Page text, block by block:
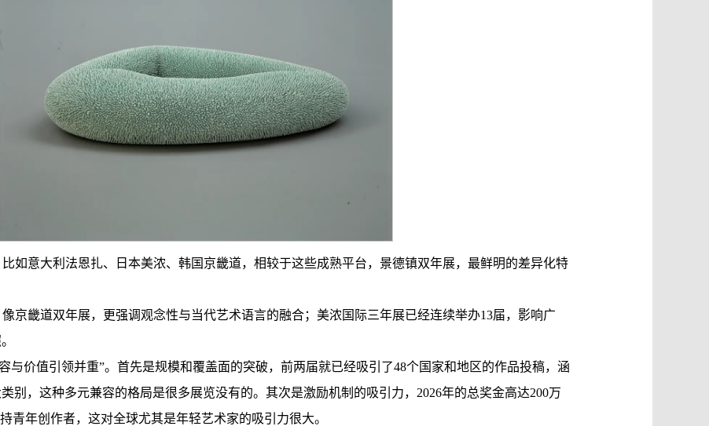
如意大利法恩扎、日本美浓、韩国京畿道，相较于这些成熟平台，景德镇双年展，最鲜明的差异化特
京畿道双年展，更强调观念性与当代艺术语言的融合；美浓国际三年展已经连续举办13届，影响广
与价值引领并重”。首先是规模和覆盖面的突破，前两届就已经吸引了48个国家和地区的作品投稿，涵
别，这种多元兼容的格局是很多展览没有的。其次是激励机制的吸引力，2026年的总奖金高达200万
青年创作者，这对全球尤其是年轻艺术家的吸引力很大。